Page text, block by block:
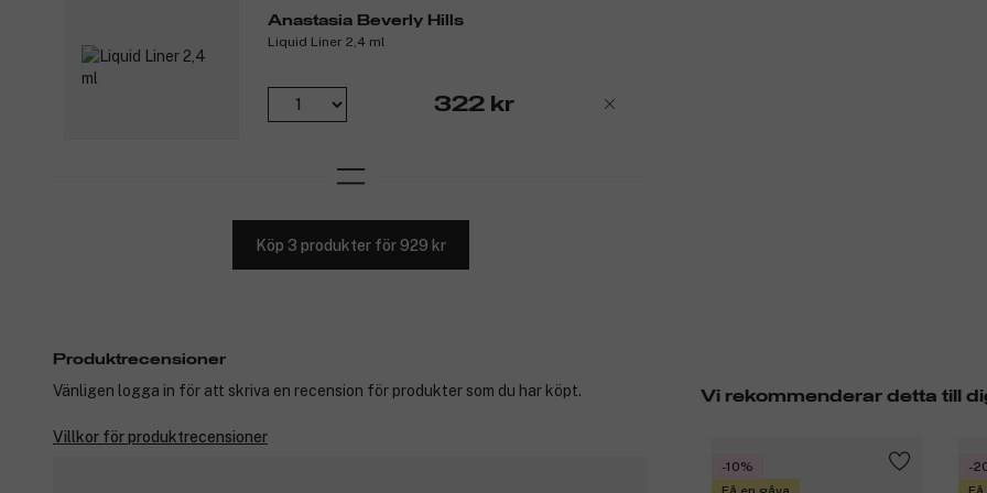
Anastasia Beverly Hills
Liquid Liner 2,4 ml
322 kr
Köp 3 produkter för 929 kr
Vi rekommenderar detta till
-10%
-
Produktrecensioner
Vänligen logga in för att skriva en recension för produkter som du har köpt.
Villkor för produktrecensioner